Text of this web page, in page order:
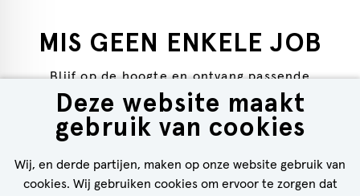
Deze website maakt
gebruik van cookies
Wij, en derde partijen, maken op onze website gebruik van
cookies. Wij gebruiken cookies om ervoor te zorgen dat
MIS GEEN ENKELE JOB
Blijf op de hoogte en ontvang passende
vacatures in je inbox!